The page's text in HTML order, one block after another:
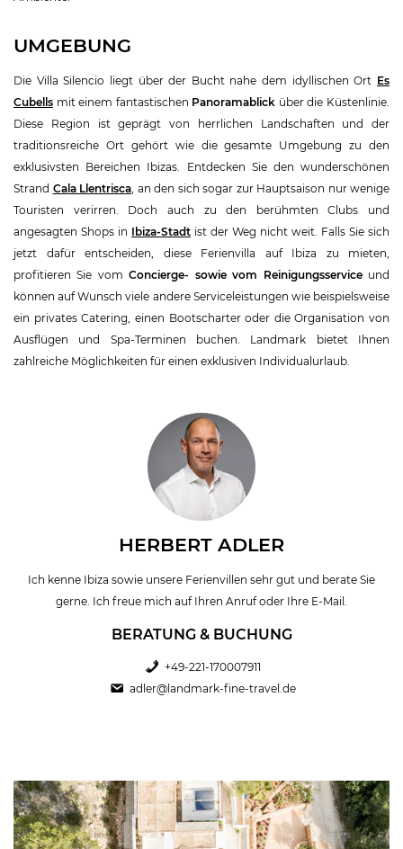
UMGEBUNG
Die Villa Silencio liegt über der Bucht nahe dem idyllischen Ort Es
Cubells mit einem fantastischen Panoramablick über die Küstenlinie.
Diese Region ist geprägt von herrlichen Landschaften und der
traditionsreiche Ort gehört wie die gesamte Umgebung zu den
exklusivsten Bereichen Ibizas. Entdecken Sie den wunderschönen
Strand Cala Llentrisca , an den sich sogar zur Hauptsaison nur wenige
Touristen verirren. Doch auch zu den berühmten Clubs und
angesagten Shops in Ibiza-Stadt ist der Weg nicht weit. Falls Sie sich
jetzt dafür entscheiden, diese Ferienvilla auf Ibiza zu mieten,
profitieren Sie vomConcierge- sowie vom Reinigungsserviceund
können auf Wunsch viele andere Serviceleistungen wie beispielsweise
ein privates Catering, einen Bootscharter oder die Organisation von
Ausflügen und Spa-Terminen buchen. Landmark bietet Ihnen
zahlreiche Möglichkeiten für einen exklusiven Individualurlaub.
HERBERT ADLER
Ich kenne Ibiza sowie unsere Ferienvillen sehr gut und berate Sie
gerne. Ich freue mich auf Ihren Anruf oder Ihre E-Mail.
BERATUNG & BUCHUNG
+49-221-170007911
adler@landmark-fine-travel.de